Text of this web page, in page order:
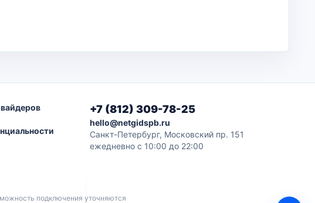
+7 (812) 309-78-25
hello@netgidspb.ru
Санкт-Петербург, Московский пр. 151
ежедневно с 10:00 до 22:00
подключения уточняются